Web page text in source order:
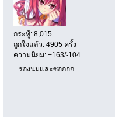
กระทู้: 8,015
ถูกใจแล้ว: 4905 ครั้ง
ความนิยม: +163/-104
...ร่องนมและซอกอก...